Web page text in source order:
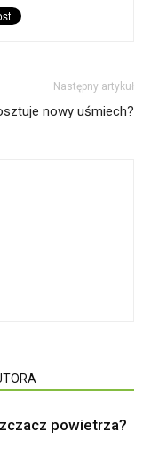
Następny artykuł
nowy uśmiech?
powietrza?